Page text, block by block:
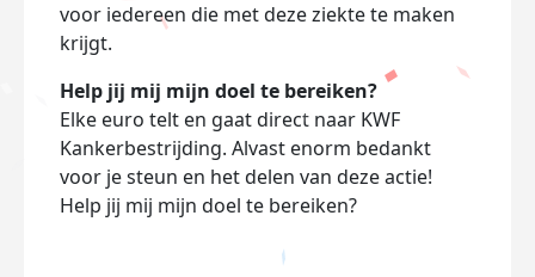
voor iedereen die met deze ziekte te maken
krijgt.
Help jij mij mijn doel te bereiken?
Elke euro telt en gaat direct naar KWF
Kankerbestrijding. Alvast enorm bedankt
voor je steun en het delen van deze actie!
Help jij mij mijn doel te bereiken?